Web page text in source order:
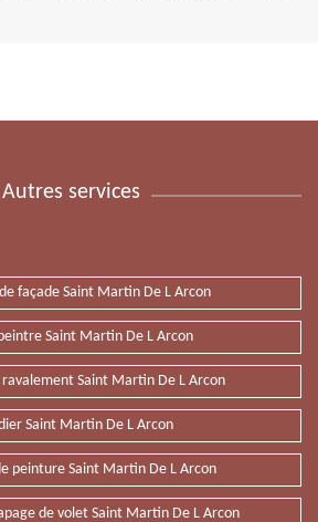
Autres services
façade Saint Martin De L Arcon
Saint Martin De L Arcon
Saint Martin De L Arcon
Saint Martin De L Arcon
peinture Saint Martin De L Arcon
de volet Saint Martin De L Arcon